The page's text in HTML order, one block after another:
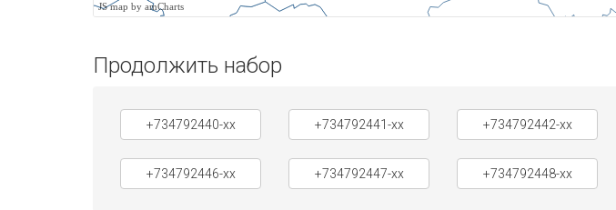
JS map by amCharts
Продолжить набор
+734792440-xx +734792441-xx +734792442-xx
+734792446-xx +734792447-xx +734792448-xx